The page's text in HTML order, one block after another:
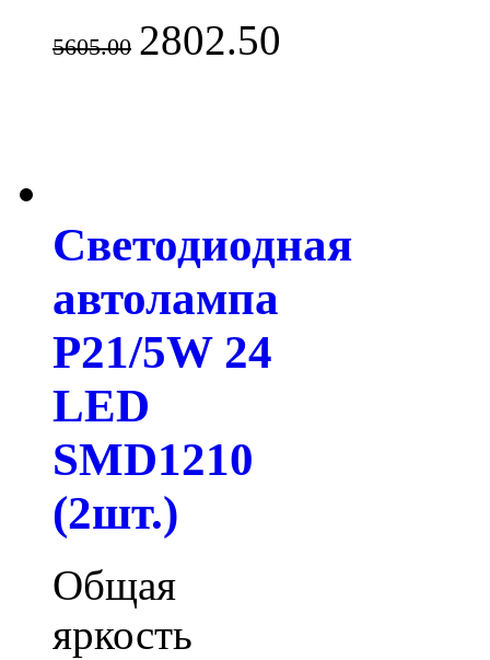
5605.00 2802.50
Светодиодная
автолампа
P21/5W 24
LED
SMD1210
(2шт.)
Общая
яркость